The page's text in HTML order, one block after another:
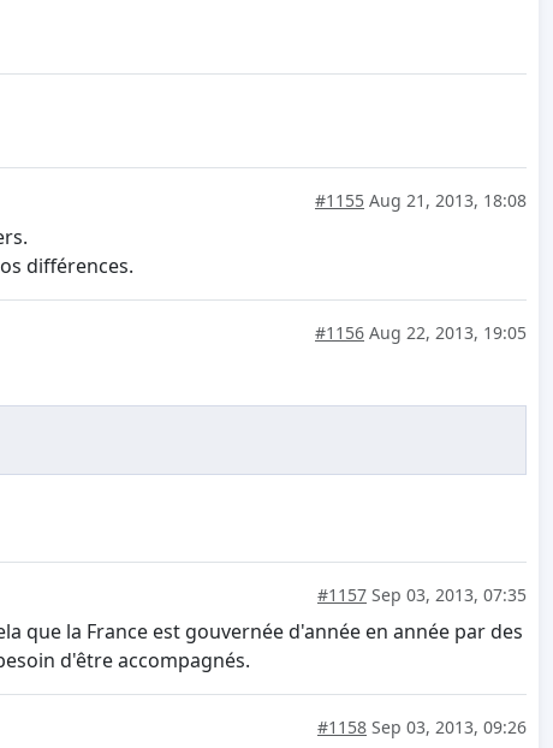
#1155 Aug 21, 2013, 18:08
différences.
#1156 Aug 22, 2013, 19:05
#1157 Sep 03, 2013, 07:35
que la France est gouvernée d'année en année par des
d'être accompagnés.
#1158 Sep 03, 2013, 09:26